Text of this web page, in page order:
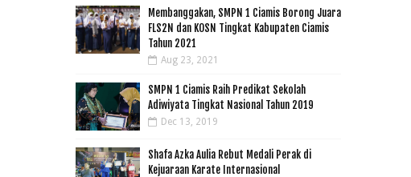
Membanggakan, SMPN 1 Ciamis Borong Juara
FLS2N dan KOSN Tingkat Kabupaten Ciamis
Tahun 2021
Aug 23, 2021
SMPN 1 Ciamis Raih Predikat Sekolah
Adiwiyata Tingkat Nasional Tahun 2019
Dec 13, 2019
Shafa Azka Aulia Rebut Medali Perak di
Kejuaraan Karate Internasional